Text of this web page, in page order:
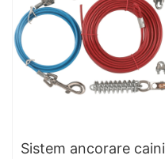
Sistem ancorare caini